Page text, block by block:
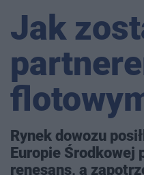
Jak
Rynek dowozu
Europie Środkowej
renesans, a